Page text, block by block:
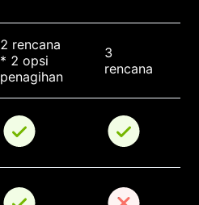
2 rencana
* 2 opsi
penagihan
3
rencana